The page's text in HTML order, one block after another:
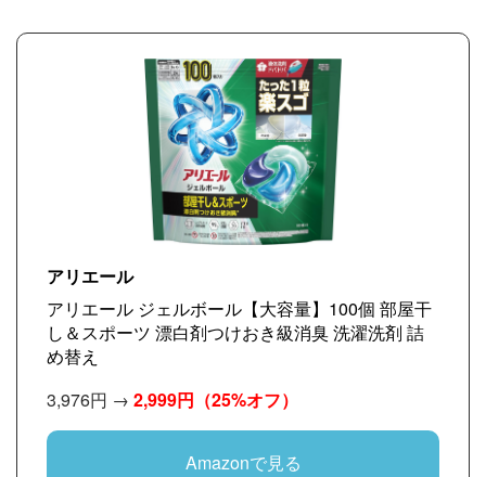
アリエール
アリエール ジェルボール【大容量】100個 部屋干
し＆スポーツ 漂白剤つけおき級消臭 洗濯洗剤 詰
め替え
3,976円 → 2,999円 （25%オフ）
Amazonで見る